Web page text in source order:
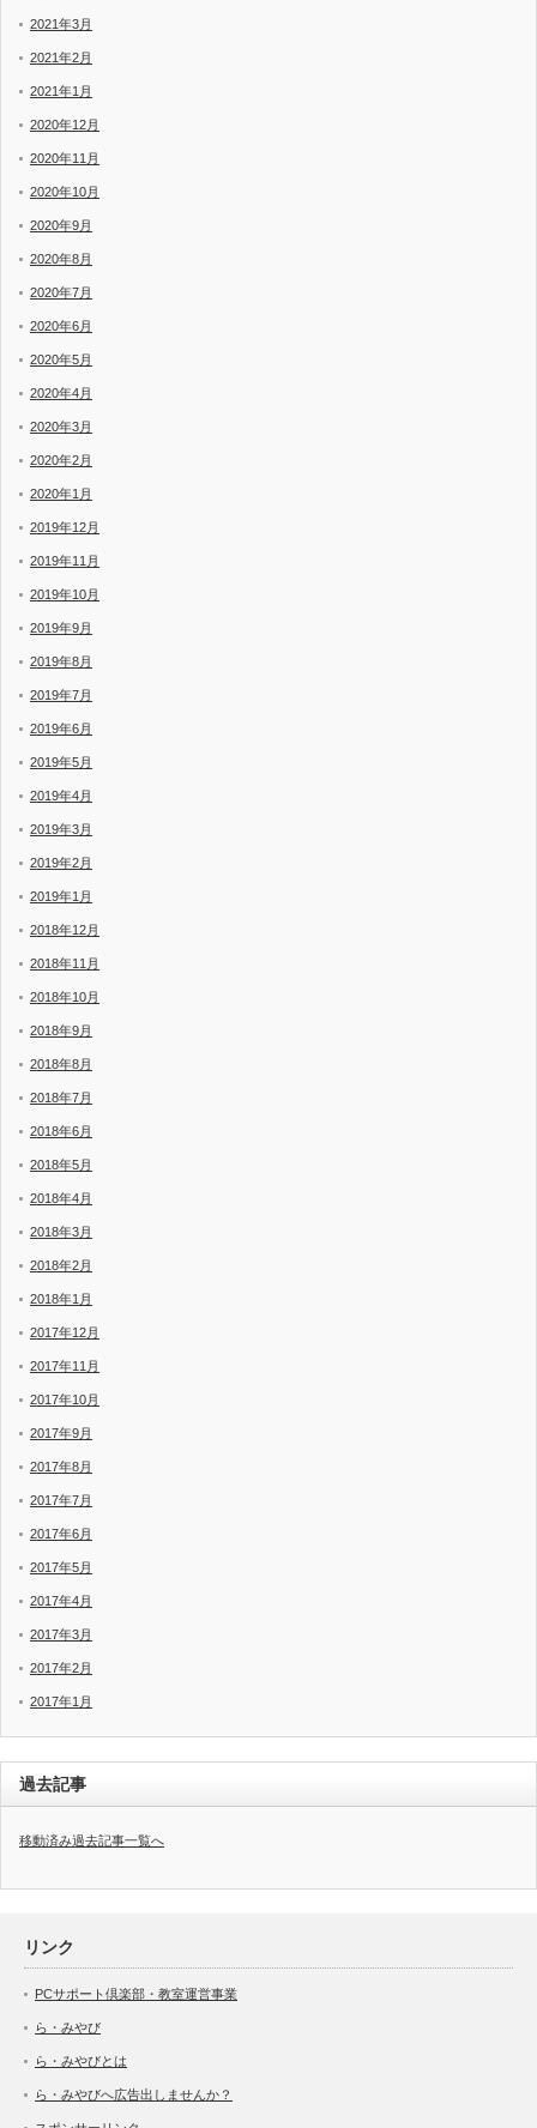
2021年3月
2021年2月
2021年1月
2020年12月
2020年11月
2020年10月
2020年9月
2020年8月
2020年7月
2020年6月
2020年5月
2020年4月
2020年3月
2020年2月
2020年1月
2019年12月
2019年11月
2019年10月
2019年9月
2019年8月
2019年7月
2019年6月
2019年5月
2019年4月
2019年3月
2019年2月
2019年1月
2018年12月
2018年11月
2018年10月
2018年9月
2018年8月
2018年7月
2018年6月
2018年5月
2018年4月
2018年3月
2018年2月
2018年1月
2017年12月
2017年11月
2017年10月
2017年9月
2017年8月
2017年7月
2017年6月
2017年5月
2017年4月
2017年3月
2017年2月
2017年1月
過去記事
移動済み過去記事一覧へ
リンク
PCサポート倶楽部・教室運営事業
ら・みやび
ら・みやびとは
ら・みやびへ広告出しませんか？